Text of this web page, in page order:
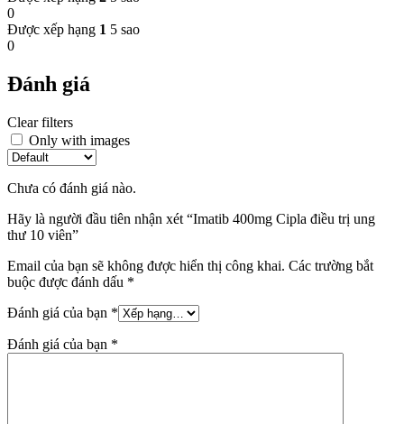
0
Được xếp hạng 1 5 sao
0
Đánh giá
Clear filters
Only with images
Chưa có đánh giá nào.
Hãy là người đầu tiên nhận xét “Imatib 400mg Cipla điều trị ung
thư 10 viên”
Email của bạn sẽ không được hiển thị công khai. Các trường bắt
buộc được đánh dấu *
Đánh giá của bạn *
Đánh giá của bạn *